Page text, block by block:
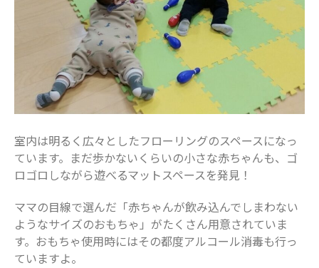
2023年2月
2023年1月
2022年12月
2022年11月
2022年10月
2022年9月
2022年8月
2022年7月
2022年6月
2022年5月
2022年4月
2022年3月
室内は明るく広々としたフローリングのスペースになっ
ています。まだ歩かないくらいの小さな赤ちゃんも、ゴ
ロゴロしながら遊べるマットスペースを発見！
ママの目線で選んだ「赤ちゃんが飲み込んでしまわない
ようなサイズのおもちゃ」がたくさん用意されていま
す。おもちゃ使用時にはその都度アルコール消毒も行っ
ていますよ。